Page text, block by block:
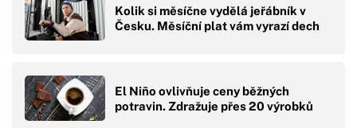
Kolik si měsíčne vydělá jeřábník v
Česku. Měsíční plat vám vyrazí dech
El Niño ovlivňuje ceny běžných
potravin. Zdražuje přes 20 výrobků